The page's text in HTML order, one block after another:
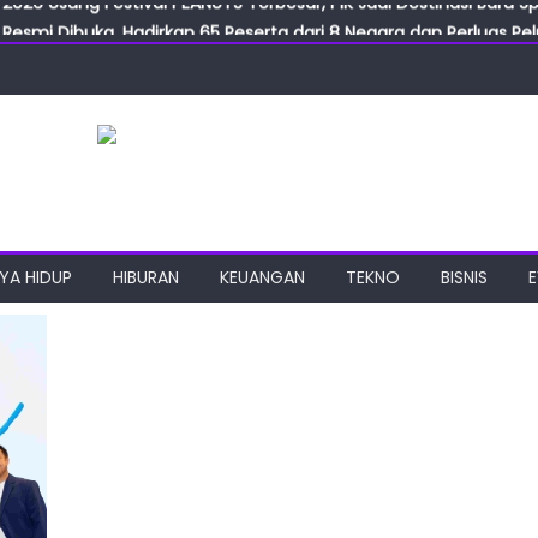
Dibuka, Hadirkan 65 Peserta dari 8 Negara dan Perluas
ILF dan IGT Expo 2026, Industri Manufaktur Siap Naik
Usung Festival PEANUTS Terbesar, PIK Jadi Destinasi Baru
HIDUP HIBURAN KEUANGAN TEKNO BISNIS